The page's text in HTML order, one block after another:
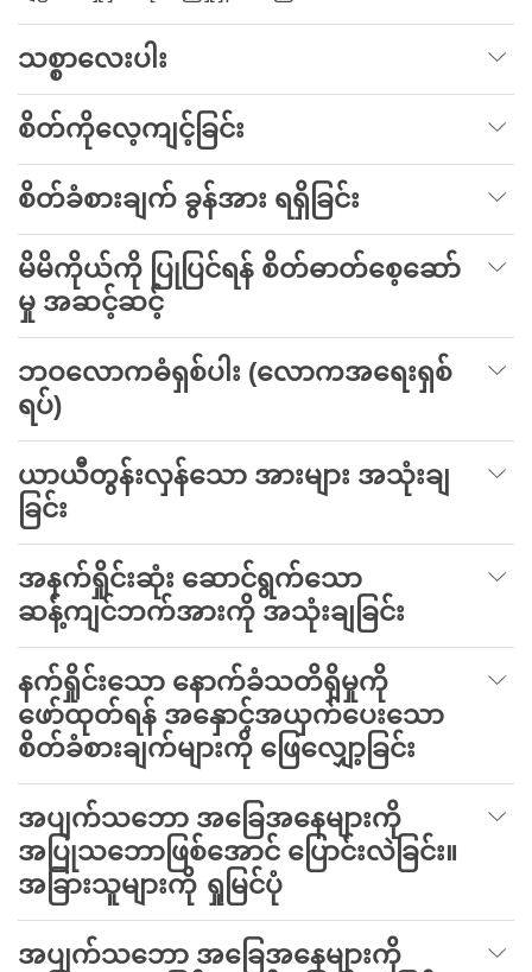
သစ္စာလေးပါး
စိတ်ကိုလေ့ကျင့်ခြင်း
စိတ်ခံစားချက် ခွန်အား ရရှိခြင်း
မိမိကိုယ်ကို ပြုပြင်ရန် စိတ်ဓာတ်စေ့ဆော်
မှု အဆင့်ဆင့်
ဘဝလောကဓံရှစ်ပါး (လောကအရေးရှစ်
ရပ်)
ယာယီတွန်းလှန်သော အားများ အသုံးချ
ခြင်း
အနက်ရှိုင်းဆုံး ဆောင်ရွက်သော
ဆန့်ကျင်ဘက်အားကို အသုံးချခြင်း
နက်ရှိုင်းသော နောက်ခံသတိရှိမှုကို
ဖော်ထုတ်ရန် အနှောင့်အယှက်ပေးသော
စိတ်ခံစားချက်များကို ဖြေလျှော့ခြင်း
အပျက်သဘော အခြေအနေများကို
အပြုသဘောဖြစ်အောင် ပြောင်းလဲခြင်း။
အခြားသူများကို ရှုမြင်ပုံ
အပျက်သဘော အခြေအနေများကို